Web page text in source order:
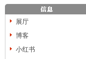
展厅
博客
小红书